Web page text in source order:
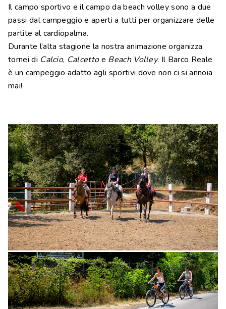
Il campo sportivo e il campo da beach volley sono a due
passi dal campeggio e aperti a tutti per organizzare delle
partite al cardiopalma.
Durante l’alta stagione la nostra animazione organizza
tornei di Calcio, Calcettoe Beach Volley. Il Barco Reale
è un campeggio adatto agli sportivi dove non ci si annoia
mai!